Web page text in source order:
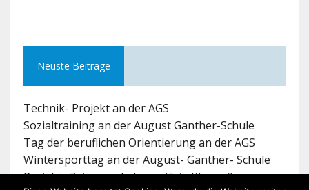
Neuste Beiträge
Technik- Projekt an der AGS
Sozialtraining an der August Ganther-Schule
Tag der beruflichen Orientierung an der AGS
Wintersporttag an der August- Ganther- Schule
Projekt „Zeig was du kannst“ in Klasse 8